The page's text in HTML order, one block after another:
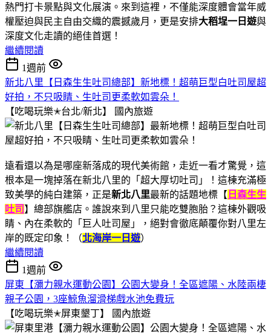
熱門打卡景點與文化展演。來到這裡，不僅能深度體會當年威
權壓迫與民主自由交織的震撼歲月，更是安排大稻埕一日遊與
深度文化走讀的絕佳首選！
繼續閱讀
1週前
新北八里【日森生生吐司總部】新地標！超萌巨型白吐司屋超
好拍，不只吸睛、生吐司更柔軟如雲朵！
【吃喝玩樂✭台北/新北】
國內旅遊
遠看還以為是哪座新落成的現代美術館，走近一看才驚覺，這
根本是一塊掉落在新北八里的「超大厚切吐司」！這棟充滿極
致美學的純白建築，正是新北八里最新的話題地標【 日森生生
吐司 】總部旗艦店。誰說來到八里只能吃雙胞胎？這棟外觀吸
睛、內在柔軟的「巨人吐司屋」，絕對會徹底顛覆你對八里左
岸的既定印象！（北海岸一日遊）
繼續閱讀
1週前
屏東【瀰力親水運動公園】公園大變身！全區遮陽、水陸兩棲
親子公園，3座鯨魚溜滑梯戲水池免費玩
【吃喝玩樂✭屏東墾丁】
國內旅遊